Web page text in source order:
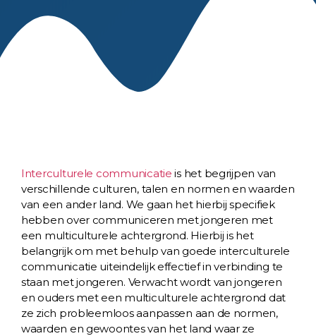
Interculturele communicatie is het begrijpen van
verschillende culturen, talen en normen en waarden
van een ander land. We gaan het hierbij specifiek
hebben over communiceren met jongeren met
een multiculturele achtergrond. Hierbij is het
belangrijk om met behulp van goede interculturele
communicatie uiteindelijk effectief in verbinding te
staan met jongeren. Verwacht wordt van jongeren
en ouders met een multiculturele achtergrond dat
ze zich probleemloos aanpassen aan de normen,
waarden en gewoontes van het land waar ze